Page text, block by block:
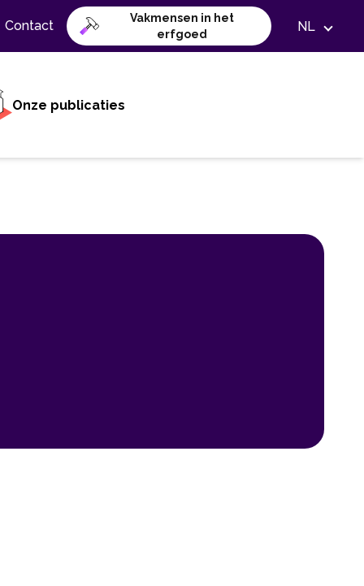
Contact
Vakmensen in het
erfgoed
NL
Onze publicaties